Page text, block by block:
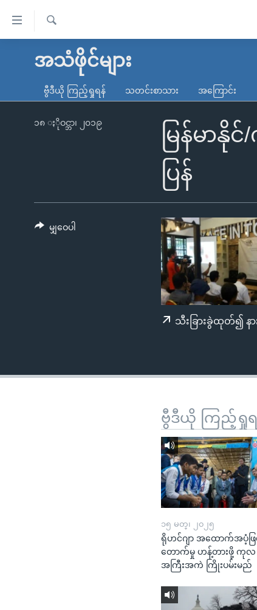
လွယ်ကူ
သည့်
ရန်
မူလစာမျက်နှာ
ကမ္ဘာ့သတင်းများ
နိုင်ငံတကာ
မကြေးမုံရဲ့ အင်္ဂလိပ်စာ
ရေဒီယို
ရေဒီယိုနှင့်ရုပ်သံ အချက်အလက်များ
ရ
အသံဖိုင်များ
ဗွီဒီယို ကြည့်ရှုရန် သတင်းစာသား အကြောင်း
မြန်မာ
ပြန်
၁၈ ႏိုဝင္ဘာ၊ ၂၀၁၉
သီးခြားခွဲထုတ်၍ န
မျှဝေပါ
ဗွီဒီယို ကြည့်ရှု
၁၅ မတ္၊ ၂၀၂၅
ရိုဟင်ဂျာ အထောက်အပံ့ဖ
တောက်မှု ဟန့်တားဖို့ ကုလ
အကြီးအကဲ ကြိုးပမ်းမည်